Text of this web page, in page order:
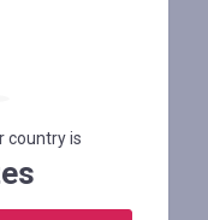
country is